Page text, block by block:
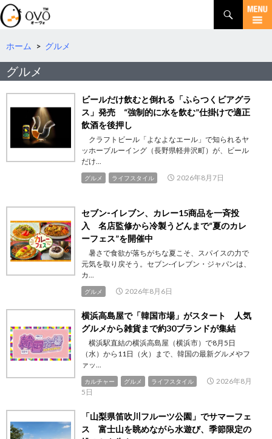
検
索
コ
テ
ツ
へ
移
ホーム > グルメ
グルメ
ビールだけ飲むと倒れる「ふらつくビアグラ
ス」発売 “強制的に水を飲む”仕掛けで適正
飲酒を後押し
クラフトビール「よなよなエール」で知られるヤ
ッホーブルーイング（長野県軽井沢町）が、ビール
だけ...
グルメ ライフスタイル 2026年8月7日
セブン‐イレブン、カレー15商品を一斉投
入 名店監修から冷製うどんまで“夏のカレ
ーフェス”を開催中
暑さで食欲が落ちがちな夏こそ、スパイスの力で
元気を取り戻そう。セブン‐イレブン・ジャパンは、
カ...
グルメ 2026年8月6日
横浜高島屋で「韓国市場」がスタート 人気
グルメから雑貨まで約30ブランドが集結
横浜駅直結の横浜高島屋（横浜市）で8月5日
（水）から11日（火）まで、韓国の最新グルメやフ
ァッ...
カルチャー グルメ ライフスタイル
2026年8月
5日
「山梨県笛吹川フルーツ公園」でサマーフェ
ス 富士山を眺めながら水遊び、季節限定の